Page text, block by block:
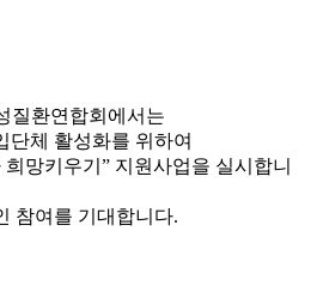
질환연합회에서는
단체 활성화를 위하여
희망키우기” 지원사업을 실시합니
참여를 기대합니다.